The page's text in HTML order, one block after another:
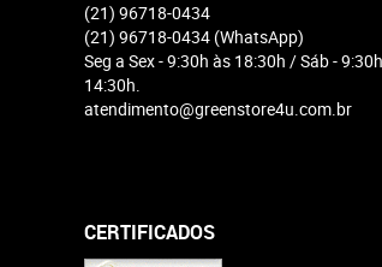
(21) 96718-0434
(21) 96718-0434 (WhatsApp)
Seg a Sex - 9:30h às 18:30h / Sáb -
14:30h.
atendimento@greenstore4u.com.br
CERTIFICADOS